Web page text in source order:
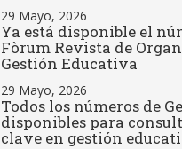
29 Mayo, 2026
Ya está disponible el
Fòrum Revista de
Gestión Educativa
29 Mayo, 2026
Todos los números de
disponibles para
clave en gestión